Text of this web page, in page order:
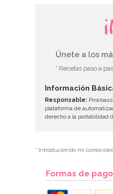
Únete a los
* Recetas paso a
Información
Responsable:
plataforma de
derecho a la portabilidad
* Introduciendo mi correo
Formas de pago